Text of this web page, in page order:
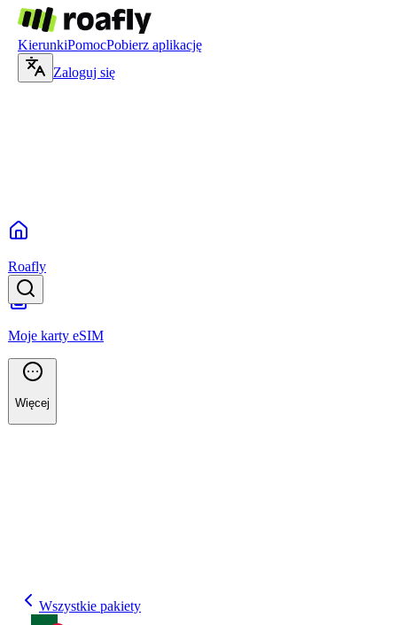
KierunkiPomocPobierz aplikację
Zaloguj się
Roafly
Moje karty eSIM
Więcej
Wszystkie pakiety